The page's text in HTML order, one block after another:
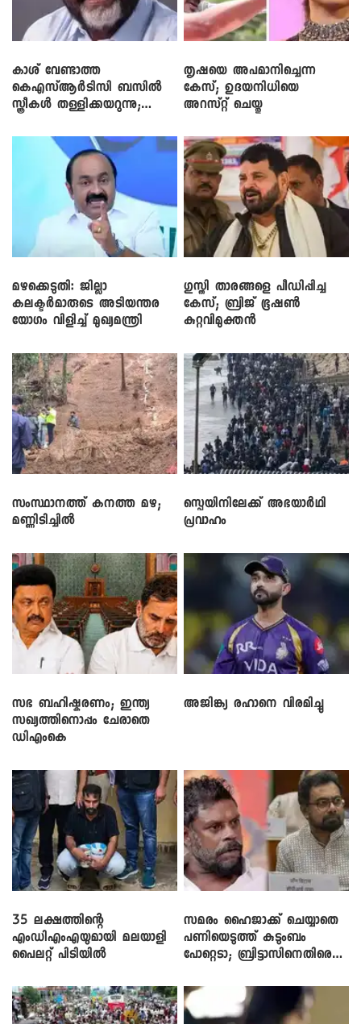
കാശ് വേണ്ടാത്ത
കെഎസ്ആർടിസി ബസിൽ
സ്ത്രീകൾ തള്ളിക്കയറുന്നു;
തൃഷയെ അപമാനിച്ചെന്ന
കേസ്; ഉദയനിധിയെ
അറസ്റ്റ് ചെയ്തു
മഴക്കെടുതി: ജില്ലാ
കലക്ടർമാരുടെ അടിയന്തര
യോഗം വിളിച്ച് മുഖ്യമന്ത്രി
​ഗുസ്തി താരങ്ങളെ പീഡിപ്പിച്ച
കേസ്; ബ്രിജ് ഭൂഷൺ
കുറ്റവിമുക്തൻ
സംസ്ഥാനത്ത് കനത്ത മഴ;
മണ്ണിടിച്ചിൽ
സ്പെയിനിലേക്ക് അഭയാർഥി
പ്രവാഹം
സഭ ബഹിഷ്കരണം; ഇന്ത്യ
സഖ്യത്തിനൊപ്പം ചേരാതെ
ഡിഎംകെ
അജിങ്ക്യ രഹാനെ വിരമിച്ചു
35 ലക്ഷത്തിന്റെ
എംഡിഎംഎയുമായി മലയാളി
പൈലറ്റ് പിടിയിൽ
സമരം ഹൈജാക്ക് ചെയ്യാതെ
പണിയെടുത്ത് കുടുംബം
പോറ്റെടാ; ബ്രിട്ടാസിനെതിരെ